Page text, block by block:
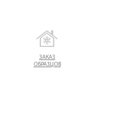
ЗАКАЗ
ОБРАЗЦОВ